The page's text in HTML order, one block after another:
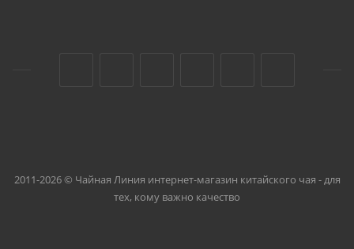
2011-2026 © Чайная Линия интернет-магазин китайского чая - для
тех, кому важно качество